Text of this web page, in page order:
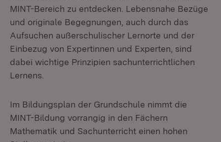
MINT-Bereich zu entdecken. Lebensnahe Bezüge
und originale Begegnungen, auch durch das
Aufsuchen außerschulischer Lernorte und der
Einbezug von Expertinnen und Experten, sind
dabei wichtige Prinzipien sachunterrichtlichen
Lernens.
Im Bildungsplan der Grundschule nimmt die
MINT-Bildung vorrangig in den Fächern
Mathematik und Sachunterricht einen hohen